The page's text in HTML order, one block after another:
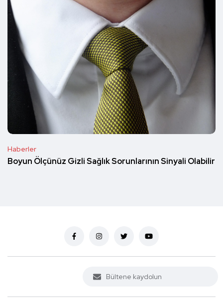
Haberler
Boyun Ölçünüz Gizli Sağlık Sorunlarının Sinyali Olabilir